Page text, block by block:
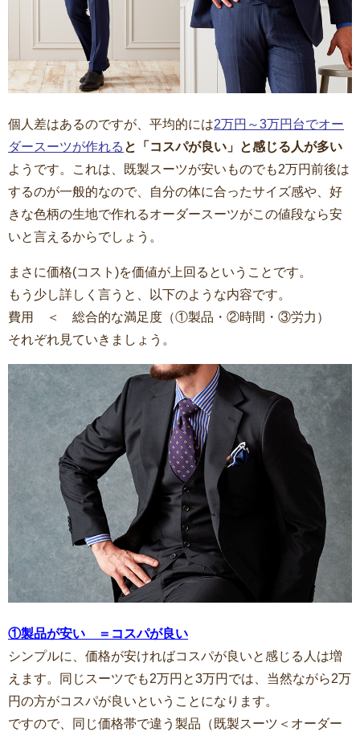
個人差はあるのですが、平均的には2万円～3万円台でオー
ダースーツが作れる と「コスパが良い」と感じる人が多い
ようです。これは、既製スーツが安いものでも2万円前後は
するのが一般的なので、自分の体に合ったサイズ感や、好
きな色柄の生地で作れるオーダースーツがこの値段なら安
いと言えるからでしょう。
まさに価格(コスト)を価値が上回るということです。
もう少し詳しく言うと、以下のような内容です。
費用 ＜ 総合的な満足度（①製品・②時間・③労力）
それぞれ見ていきましょう。
①製品が安い ＝コスパが良い
シンプルに、価格が安ければコスパが良いと感じる人は増
えます。同じスーツでも2万円と3万円では、当然ながら2万
円の方がコスパが良いということになります。
ですので、同じ価格帯で違う製品（既製スーツ＜オーダー